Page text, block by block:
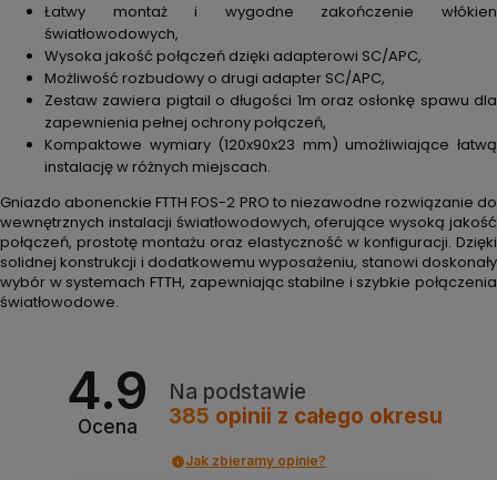
Łatwy montaż i wygodne zakończenie włókien
światłowodowych,
Wysoka jakość połączeń dzięki adapterowi SC/APC,
Możliwość rozbudowy o drugi adapter SC/APC,
Zestaw zawiera pigtail o długości 1m oraz osłonkę spawu dla
zapewnienia pełnej ochrony połączeń,
Kompaktowe wymiary (120x90x23 mm) umożliwiające łatwą
instalację w różnych miejscach.
Gniazdo abonenckie FTTH FOS-2 PRO to niezawodne rozwiązanie do
wewnętrznych instalacji światłowodowych, oferujące wysoką jakość
połączeń, prostotę montażu oraz elastyczność w konfiguracji. Dzięki
solidnej konstrukcji i dodatkowemu wyposażeniu, stanowi doskonały
wybór w systemach FTTH, zapewniając stabilne i szybkie połączenia
światłowodowe.
4.9
Ocena
Na podstawie
385 opinii z całego okresu
Jak zbieramy opinie?